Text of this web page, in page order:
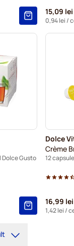
15,09 lei
0,94 lei /
Dolce Gusto
Dolce
Crème
12
16,99 lei
1,42 lei /